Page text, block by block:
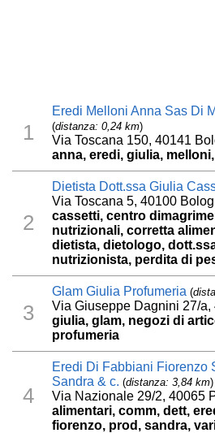
1
Eredi Melloni Anna Sas Di
(distanza: 0,24 km)
Via Toscana 150, 40141
anna, eredi, giulia,
2
Dietista Dott.ssa Giulia
Via Toscana 5, 40100
cassetti, centro
nutrizionali, corretta
dietista, dietologo,
nutrizionista, perdita di
3
Glam Giulia Profumeria (
Via Giuseppe Dagnini 27/a,
giulia, glam, negozi di
profumeria
4
Eredi Di Fabbiani Fiorenzo
Sandra & c. (distanza: 3,84 km)
Via Nazionale 29/2, 40065
alimentari, comm, dett,
fiorenzo, prod, sandra,